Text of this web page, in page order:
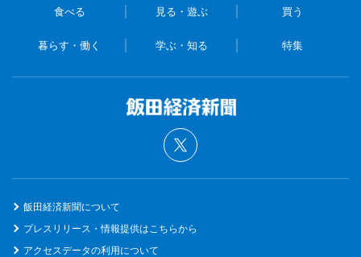
食べる 見る・遊ぶ 買う
暮らす・働く 学ぶ・知る 特集
飯田経済新聞について
プレスリリース・情報提供はこちらから
アクセスデータの利用について